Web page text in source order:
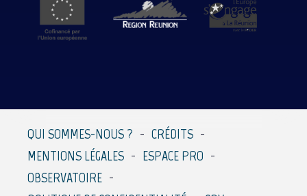
QUI SOMMES-NOUS ?
CRÉDITS
MENTIONS LÉGALES
ESPACE PRO
OBSERVATOIRE